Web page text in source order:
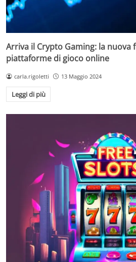
Arriva il Crypto Gaming: la nuova
piattaforme di gioco online
carla.rigoletti 13 Maggio 2024
Leggi di più